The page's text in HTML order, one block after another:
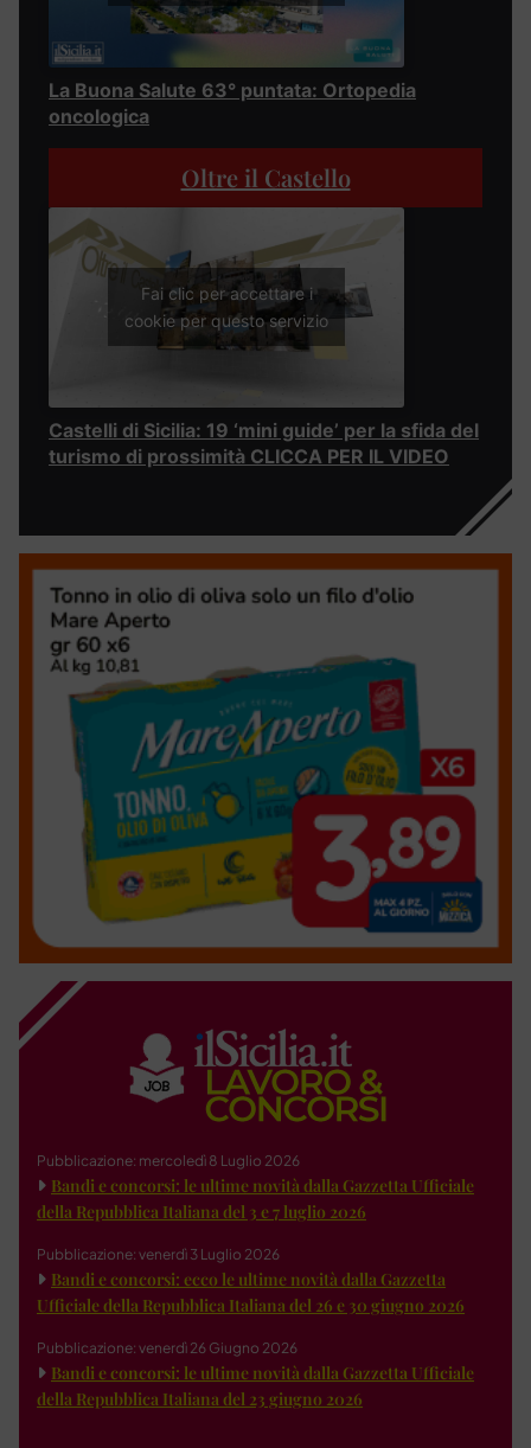
La Buona Salute 63° puntata: Ortopedia
oncologica
Oltre il Castello
Fai clic per accettare i
cookie per questo servizio
Castelli di Sicilia: 19 ‘mini guide’ per la sfida del
turismo di prossimità CLICCA PER IL VIDEO
Pubblicazione: mercoledì 8 Luglio 2026
Bandi e concorsi: le ultime novità dalla Gazzetta Ufficiale
della Repubblica Italiana del 3 e 7 luglio 2026
Pubblicazione: venerdì 3 Luglio 2026
Bandi e concorsi: ecco le ultime novità dalla Gazzetta
Ufficiale della Repubblica Italiana del 26 e 30 giugno 2026
Pubblicazione: venerdì 26 Giugno 2026
Bandi e concorsi: le ultime novità dalla Gazzetta Ufficiale
della Repubblica Italiana del 23 giugno 2026